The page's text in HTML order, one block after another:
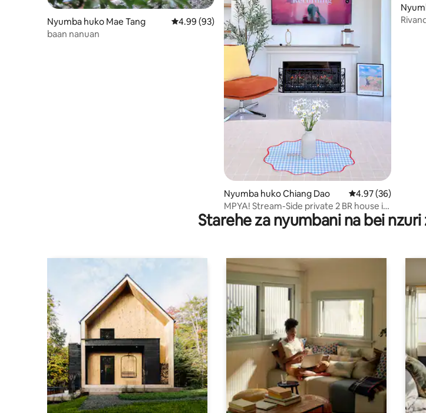
Nyumba huko Mae Tang Ukadiriaji wa wastani wa 4.99 kati ya 5, tathmini 93
4.99 (93)
baan nanuan
Nyumba huko Chiang Dao Ukadiriaji wa
4.97 (36)
MPYA! Stream-Side private 2 BR house in
Chiang Dao.
eang
Starehe za nyumbani na bei